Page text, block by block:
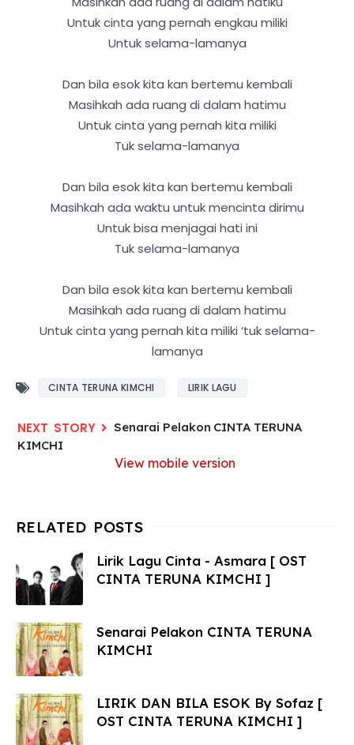
Untuk cinta yang pernah engkau miliki
Untuk selama-lamanya
Dan bila esok kita kan bertemu kembali
Masihkah ada ruang di dalam hatimu
Untuk cinta yang pernah kita miliki
Tuk selama-lamanya
Dan bila esok kita kan bertemu kembali
Masihkah ada waktu untuk mencinta dirimu
Untuk bisa menjagai hati ini
Tuk selama-lamanya
Dan bila esok kita kan bertemu kembali
Masihkah ada ruang di dalam hatimu
Untuk cinta yang pernah kita miliki ‘tuk selama-
lamanya
CINTA TERUNA KIMCHI LIRIK LAGU
Senarai Pelakon CINTA TERUNA
KIMCHI
View mobile version
Lirik Lagu Cinta - Asmara [ OST
CINTA TERUNA KIMCHI ]
Senarai Pelakon CINTA TERUNA
KIMCHI
LIRIK DAN BILA ESOK By Sofaz [
OST CINTA TERUNA KIMCHI ]